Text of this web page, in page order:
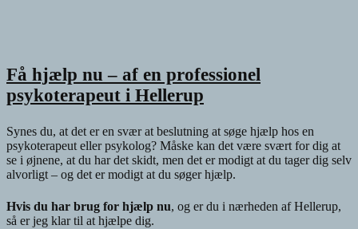
Få hjælp nu – af en professionel
psykoterapeut i Hellerup
Synes du, at det er en svær at beslutning at søge hjælp hos en
psykoterapeut eller psykolog? Måske kan det være svært for dig at
se i øjnene, at du har det skidt, men det er modigt at du tager dig selv
alvorligt – og det er modigt at du søger hjælp.
Hvis du har brug for hjælp nu, og er du i nærheden af Hellerup,
så er jeg klar til at hjælpe dig.